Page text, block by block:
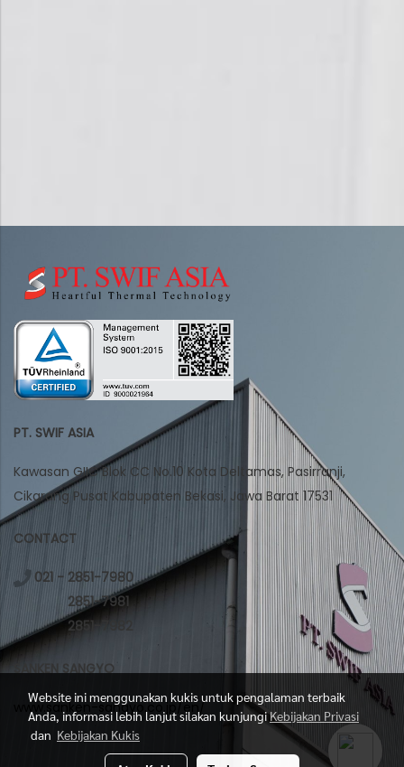
PT. SWIF ASIA
Kawasan GIIC Blok CC No.10 Kota Deltamas, Pasirranji,
Cikarang Pusat Kabupaten Bekasi, Jawa Barat 17531
CONTACT
021 - 2851-7980
2851-7981
2851-7982
SANKEN SANGYO
www.sanken-sangyo.co.jp/en/
Website ini menggunakan kukis untuk pengalaman terbaik
Anda, informasi lebih lanjut silakan kunjungiKebijakan Privasi
dan Kebijakan Kukis